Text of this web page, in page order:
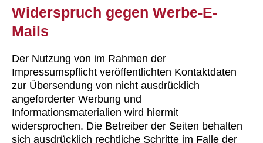
Widerspruch gegen Werbe-E-
Mails
Der Nutzung von im Rahmen der
Impressumspflicht veröffentlichten Kontaktdaten
zur Übersendung von nicht ausdrücklich
angeforderter Werbung und
Informationsmaterialien wird hiermit
widersprochen. Die Betreiber der Seiten behalten
sich ausdrücklich rechtliche Schritte im Falle der